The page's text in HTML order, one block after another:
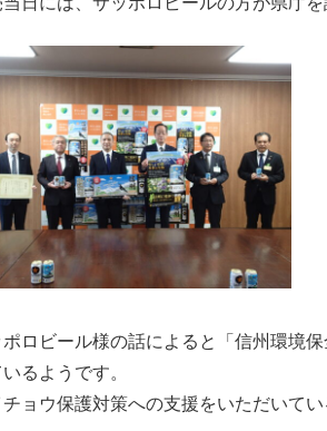
ロビール様の話によると「信州環境
るようです。
ョウ保護対策への支援をいただいて